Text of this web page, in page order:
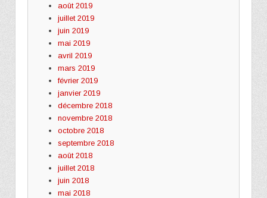
août 2019
juillet 2019
juin 2019
mai 2019
avril 2019
mars 2019
février 2019
janvier 2019
décembre 2018
novembre 2018
octobre 2018
septembre 2018
août 2018
juillet 2018
juin 2018
mai 2018